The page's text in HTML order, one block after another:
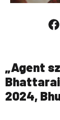
„Agent
2024,